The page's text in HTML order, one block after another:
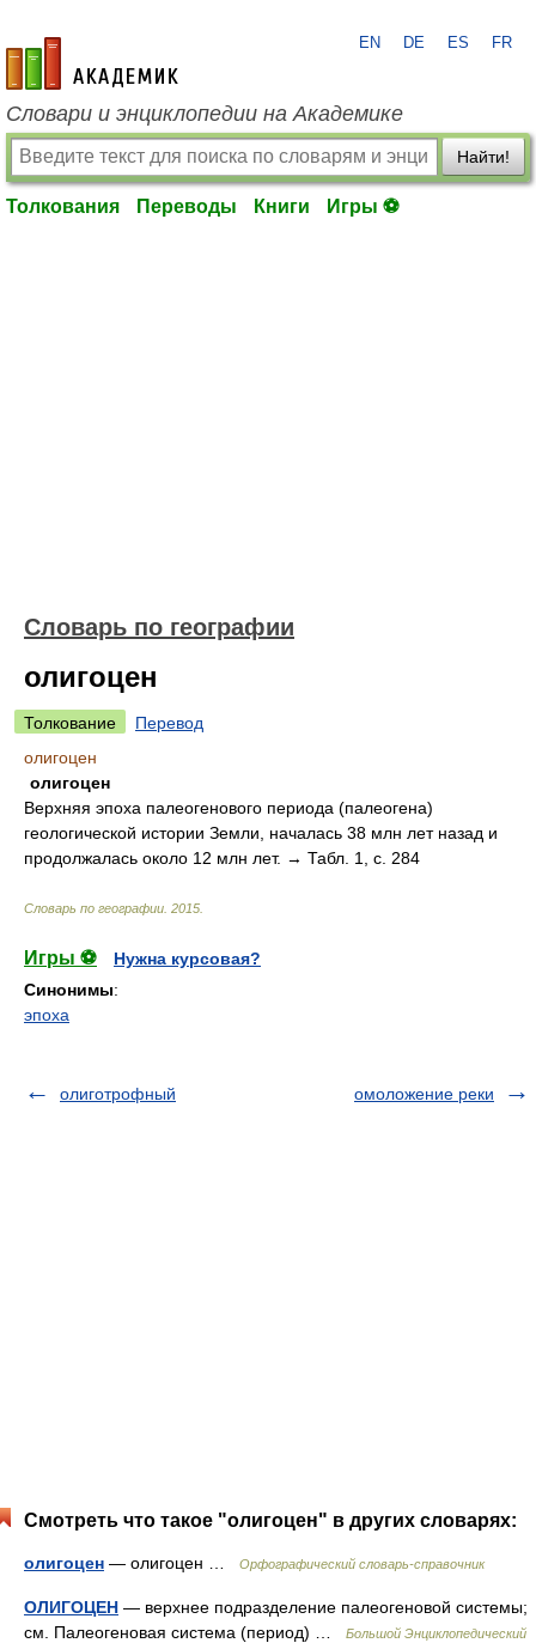
academic.ru
EN DE ES FR
Словари и энциклопедии на Академике
Найти!
Толкования Переводы Книги Игры ⚽
Словарь по географии
олигоцен
Толкование
Перевод
олигоцен
олигоцен
Верхняя эпоха палеогенового периода (палеогена)
геологической истории Земли, началась 38 млн лет назад и
продолжалась около 12 млн лет. → Табл. 1, с. 284
Словарь по географии 2015
Игры ⚽
Нужна курсовая?
Синонимы:
эпоха
олиготрофный омоложение реки
Смотреть что такое "олигоцен" в других словарях:
олигоцен — олигоцен … Орфографический словарь-справочник
ОЛИГОЦЕН — верхнее подразделение палеогеновой системы;
см. Палеогеновая система (период) …
Большой Энциклопедический